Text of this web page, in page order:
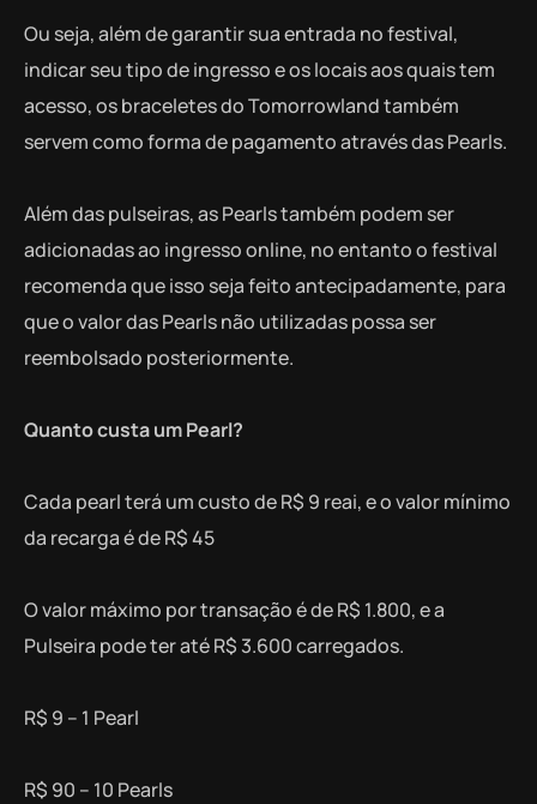
Ou seja, além de garantir sua entrada no festival,
indicar seu tipo de ingresso e os locais aos quais tem
acesso, os braceletes do Tomorrowland também
servem como forma de pagamento através das Pearls.
Além das pulseiras, as Pearls também podem ser
adicionadas ao ingresso online, no entanto o festival
recomenda que isso seja feito antecipadamente, para
que o valor das Pearls não utilizadas possa ser
reembolsado posteriormente.
Quanto custa um Pearl?
Cada pearl terá um custo de R$ 9 reai, e o valor mínimo
da recarga é de R$ 45
O valor máximo por transação é de R$ 1.800, e a
Pulseira pode ter até R$ 3.600 carregados.
R$ 9 – 1 Pearl
R$ 90 – 10 Pearls